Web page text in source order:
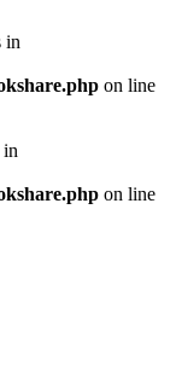
in
on line
in
on line